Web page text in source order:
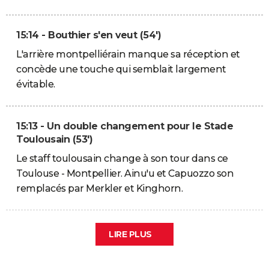
15:14 - Bouthier s'en veut (54')
L'arrière montpelliérain manque sa réception et
concède une touche qui semblait largement
évitable.
15:13 - Un double changement pour le Stade
Toulousain (53')
Le staff toulousain change à son tour dans ce
Toulouse - Montpellier. Ainu'u et Capuozzo son
remplacés par Merkler et Kinghorn.
LIRE PLUS